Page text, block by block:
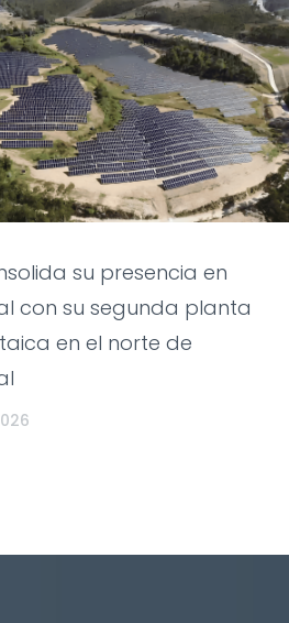
su presencia en
con su segunda planta
en el norte de